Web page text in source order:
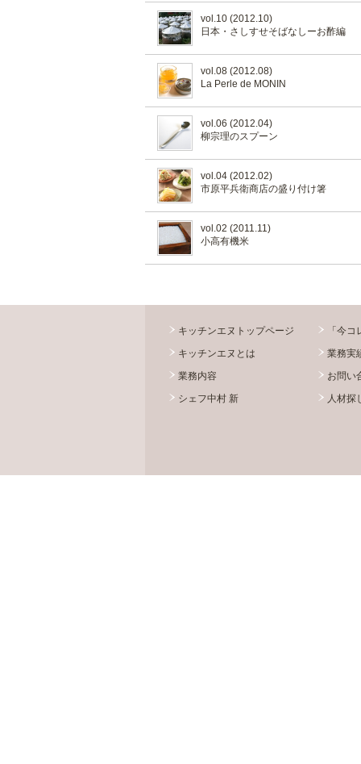
vol.10 (2012.10)
日本・さしすせそばなしーお酢編
vol.08 (2012.08)
La Perle de MONIN
vol.06 (2012.04)
柳宗理のスプーン
vol.04 (2012.02)
市原平兵衛商店の盛り付け箸
vol.02 (2011.11)
小高有機米
キッチンエヌトップページ
キッチンエヌとは
業務内容
シェフ中村 新
「今
業務実
お問い
人材探